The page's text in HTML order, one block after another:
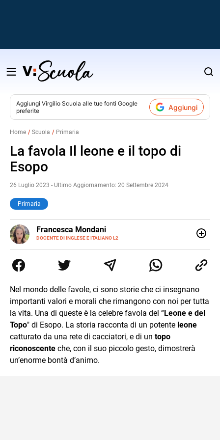
Salta
contenuto
Aggiungi Virgilio Scuola alle tue fonti Google
preferite
Aggiungi
Home Scuola Primaria
La favola Il leone e il topo di
Esopo
26 Luglio 2023 - Ultimo Aggiornamento: 20 Settembre 2024
Primaria
Francesca Mondani
DOCENTE DI INGLESE E ITALIANO L2
LINKEDIN
INSTAGRAM
secondaria di secondo grado. Mi occupo inoltre di
traduzioni, SEO Onsite e contenuti per il web. Amo i saggi
della sintesi.
Nel mondo delle favole, ci sono storie che ci insegnano
importanti valori e morali che rimangono con noi per tutta
la vita. Una di queste è la celebre favola del “Leone e del
Topo" di Esopo. La storia racconta di un potente leone
catturato da una rete di cacciatori, e di un topo
riconoscente che, con il suo piccolo gesto, dimostrerà
un’enorme bontà d’animo.